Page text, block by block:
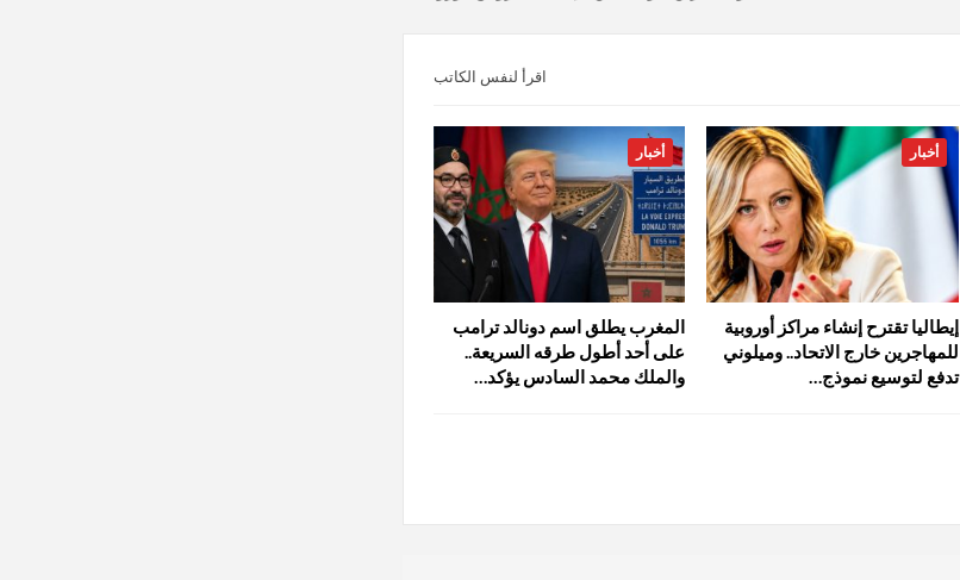
اقرأ لنفس الكاتب
أخبار
إيطاليا تقترح إنشاء مراكز أوروبية
للمهاجرين خارج الاتحاد.. وميلوني
تدفع لتوسيع نموذج…
أخبار
المغرب يطلق اسم دونالد ترامب
على أحد أطول طرقه السريعة..
والملك محمد السادس يؤكد…